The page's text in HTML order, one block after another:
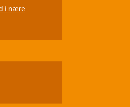
i nære